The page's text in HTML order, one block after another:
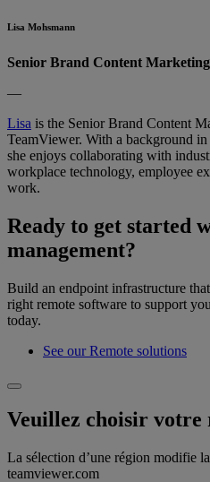
Lisa Mohsmann
Senior Brand Content
—
Lisa is the Senior Brand Content
TeamViewer. With a background
she enjoys collaborating with
workplace technology, employee
work.
Ready to get started
management?
Build an endpoint infrastructure
right remote software to support
today.
See our Remote solutions
Veuillez choisir votre
La sélection d’une région modifie
teamviewer.com